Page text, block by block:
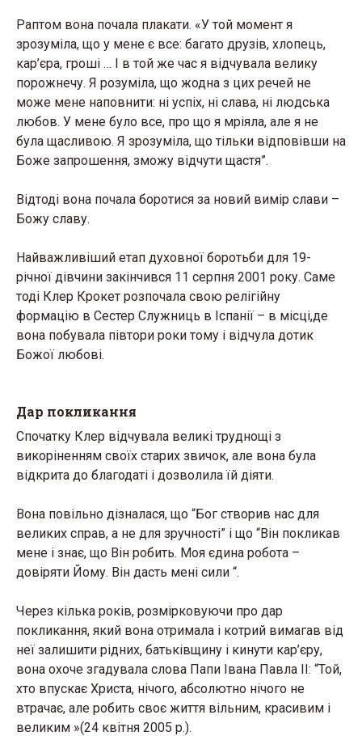
Раптом вона почала плакати. «У той момент я
зрозуміла, що у мене є все: багато друзів, хлопець,
кар’єра, гроші … І в той же час я відчувала велику
порожнечу. Я розуміла, що жодна з цих речей не
може мене наповнити: ні успіх, ні слава, ні людська
любов. У мене було все, про що я мріяла, але я не
була щасливою. Я зрозуміла, що тільки відповівши на
Боже запрошення, зможу відчути щастя”.
Відтоді вона почала боротися за новий вимір слави –
Божу славу.
Найважливіший етап духовної боротьби для 19-
річної дівчини закінчився 11 серпня 2001 року. Саме
тоді Клер Крокет розпочала свою релігійну
формацію в Сестер Служниць в Іспанії – в місці,де
вона побувала півтори роки тому і відчула дотик
Божої любові.
Дар покликання
Спочатку Клер відчувала великі труднощі з
викоріненням своїх старих звичок, але вона була
відкрита до благодаті і дозволила їй діяти.
Вона повільно дізналася, що “Бог створив нас для
великих справ, а не для зручності” і що “Він покликав
мене і знає, що Він робить. Моя єдина робота –
довіряти Йому. Він дасть мені сили “.
Через кілька років, розмірковуючи про дар
покликання, який вона отримала і котрий вимагав від
неї залишити рідних, батьківщину і кинути кар’єру,
вона охоче згадувала слова Папи Івана Павла ІІ: “Той,
хто впускає Христа, нічого, абсолютно нічого не
втрачає, але робить своє життя вільним, красивим і
великим »(24 квітня 2005 р.).